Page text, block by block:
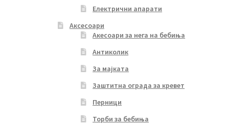
Електрични апарати
Аксесоари
Акесоари за нега на бебиња
Антиколик
За мајката
Заштитна ограда за кревет
Перници
Торби за бебиња